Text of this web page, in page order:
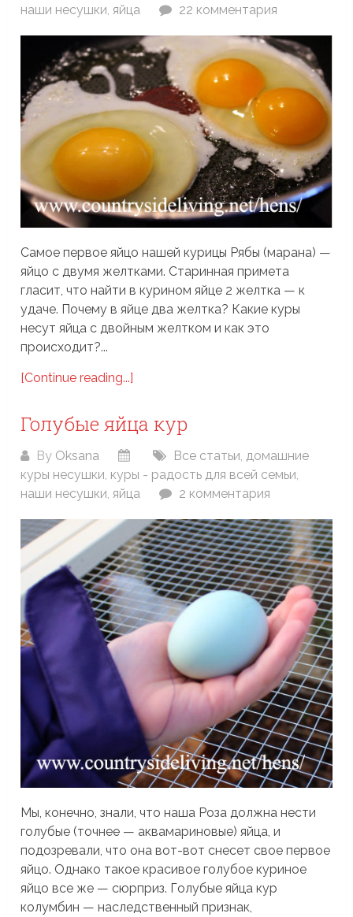
наши несушки яйца 22 комментария
Самое первое яйцо нашей курицы Рябы (марана) —
яйцо с двумя желтками. Старинная примета
гласит, что найти в курином яйце 2 желтка — к
удаче. Почему в яйце два желтка? Какие куры
несут яйца с двойным желтком и как это
происходит?...
[Continue reading...]
Голубые яйца кур
By Oksana Все статьи, домашние
куры несушки, куры - радость для всей семьи,
наши несушки,яйца 2 комментария
Мы, конечно, знали, что наша Роза должна нести
голубые (точнее — аквамариновые) яйца, и
подозревали, что она вот-вот снесет свое первое
яйцо. Однако такое красивое голубое куриное
яйцо все же — сюрприз. Голубые яйца кур
колумбин — наследственный признак,